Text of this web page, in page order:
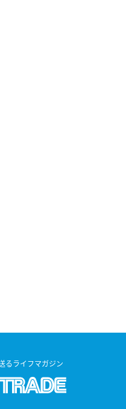
るライフマガジン